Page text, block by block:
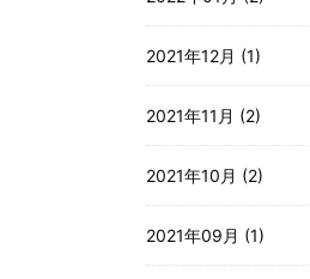
2021年12月 (1)
2021年11月 (2)
2021年10月 (2)
2021年09月 (1)